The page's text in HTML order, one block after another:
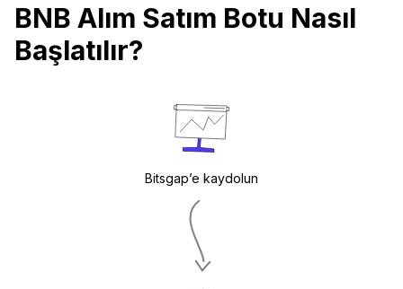
BNB Alım Satım Botu Nasıl
Başlatılır?
Bitsgap’e kaydolun